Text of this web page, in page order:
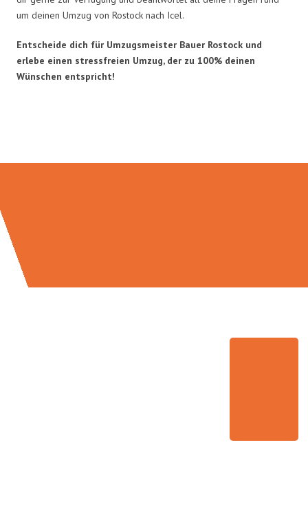
um deinen Umzug von Rostock nach Icel.
Entscheide dich für Umzugsmeister Bauer Rostock und
erlebe einen stressfreien Umzug, der zu 100% deinen
Wünschen entspricht!